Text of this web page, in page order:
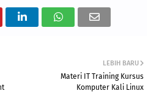
LEBIH BARU
Materi IT Training Kursus
Komputer Kali Linux